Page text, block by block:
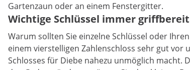
Gartenzaun oder an einem Fenstergitter.
Wichtige Schlüssel immer
Warum sollten Sie einzelne Schlüssel oder
einem vierstelligen Zahlenschloss sehr gut vor
Schlosses für Diebe nahezu unmöglich macht.